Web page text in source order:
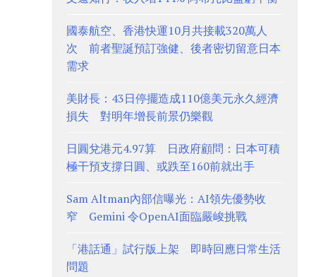
國泰航空、香港快運10月共接載320萬人
次 前者聖誕預訂強健、後者密切留意日本
需求
美財長：43日停擺造成110億美元永久經濟
損失 對明年增長前景仍樂觀
日圓兌港元4.97算 日政府顧問：日本可積
極干預支撐日圓、或跌至160前就出手
Sam Altman內部信曝光：AI領先優勢收
窄 Gemini 令OpenAI面臨嚴峻挑戰
「港話通」試行版上架 即時回應日常生活
問題